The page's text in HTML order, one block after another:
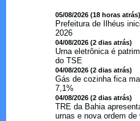
05/08/2026 (18 horas atrás)
Prefeitura de Ilhéus
2026
04/08/2026 (2 dias atrás)
Urna eletrônica é
do TSE
04/08/2026 (2 dias atrás)
Gás de cozinha fica
7,1%
04/08/2026 (2 dias atrás)
TRE da Bahia
urnas e nova ordem